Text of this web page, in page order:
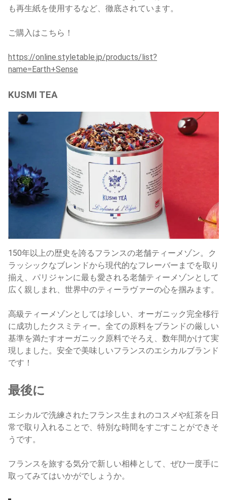
も再生紙を使用するなど、徹底されています。
ご購入はこちら！
https://online.styletable.jp/products/list?
name=Earth+Sense
KUSMI TEA
150年以上の歴史を誇るフランスの老舗ティーメゾン。ク
ラッシックなブレンドから現代的なフレーバーまでを取り
揃え、パリジャンに最も愛される老舗ティーメゾンとして
広く親しまれ、世界中のティーラヴァーの心を掴みます。
高級ティーメゾンとしては珍しい、オーガニック完全移行
に成功したクスミティー。全ての原料をブランドの厳しい
基準を満たすオーガニック原料でそろえ、数年間かけて実
現しました。安全で美味しいフランスのエシカルブランド
です！
最後に
エシカルで洗練されたフランス生まれのコスメや紅茶を日
常で取り入れることで、特別な時間をすごすことができそ
うです。
フランスを旅する気分で新しい相棒として、ぜひ一度手に
取ってみてはいかがでしょうか。